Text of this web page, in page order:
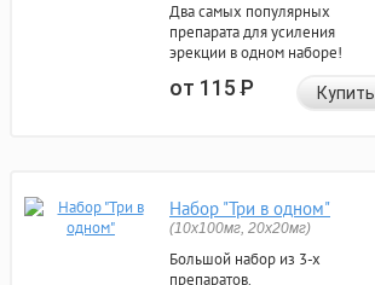
Два самых популярных
препарата для усиления
эрекции в одном наборе!
от 115Р Купить
Набор "Три в одном"
(10x100мг, 20x20мг)
Большой набор из 3-х
препаратов.